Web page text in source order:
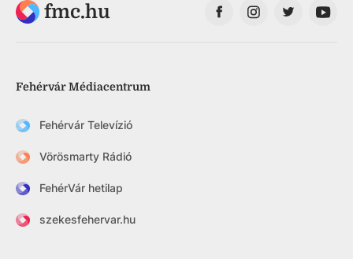
fmc.hu
Fehérvár Médiacentrum
Fehérvár Televízió
Vörösmarty Rádió
FehérVár hetilap
szekesfehervar.hu